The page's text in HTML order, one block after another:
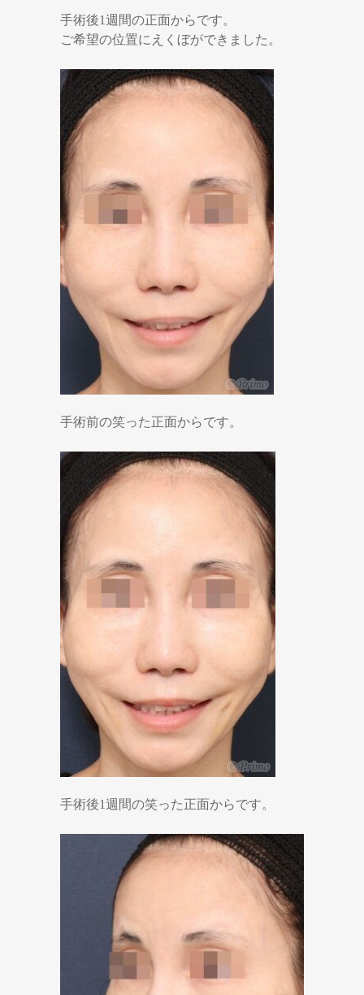
手術後1週間の正面からです。
ご希望の位置にえくぼができました。
手術前の笑った正面からです。
手術後1週間の笑った正面からです。